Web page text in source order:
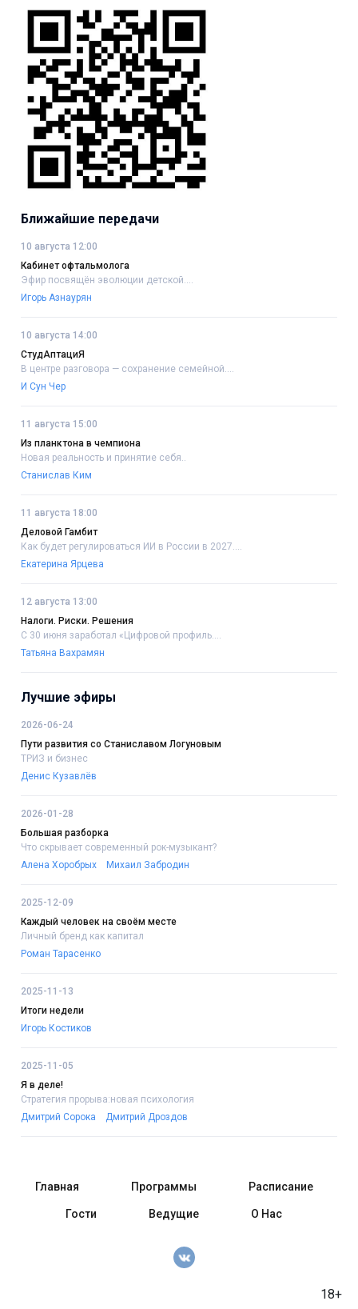
Ближайшие передачи
10 августа 12:00
Кабинет офтальмолога
Эфир посвящён эволюции детской....
Игорь Азнаурян
10 августа 14:00
СтудАптациЯ
В центре разговора — сохранение семейной....
И Сун Чер
11 августа 15:00
Из планктона в чемпиона
Новая реальность и принятие себя..
Станислав Ким
11 августа 18:00
Деловой Гамбит
Как будет регулироваться ИИ в России в 2027....
Екатерина Ярцева
12 августа 13:00
Налоги. Риски. Решения
С 30 июня заработал «Цифровой профиль....
Татьяна Вахрамян
Лучшие эфиры
2026-06-24
Пути развития со Станиславом Логуновым
ТРИЗ и бизнес
Денис Кузавлёв
2026-01-28
Большая разборка
Что скрывает современный рок-музыкант?
Алена Хоробрых
Михаил Забродин
2025-12-09
Каждый человек на своём месте
Личный бренд как капитал
Роман Тарасенко
2025-11-13
Итоги недели
Игорь Костиков
2025-11-05
Я в деле!
Стратегия прорыва:новая психология
Дмитрий Сорока
Дмитрий Дроздов
18+
Главная Программы Расписание
Гости Ведущие О Нас